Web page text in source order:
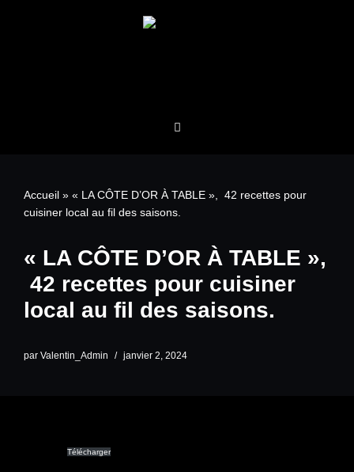
Accueil » « LA CÔTE D’OR À TABLE », 42 recettes pour
cuisiner local au fil des saisons.
« LA CÔTE D’OR À TABLE »,
42 recettes pour cuisiner
local au fil des saisons.
par Valentin_Admin janvier 2, 2024
Télécharger